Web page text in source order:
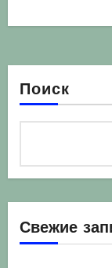
Поиск
Свежие